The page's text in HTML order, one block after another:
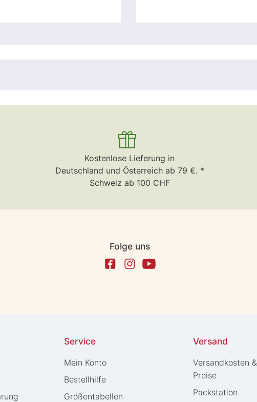
Kostenlose Lieferung in
Deutschland und Österreich ab 79 €. *
Schweiz ab 100 CHF
Folge uns
Service
Mein Konto
Bestellhilfe
Größentabellen
Versand
Versandkosten &
Preise
Packstation